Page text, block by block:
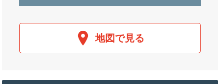
地図で見る